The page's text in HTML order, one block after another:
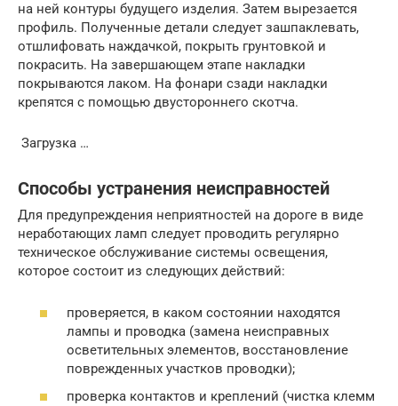
на ней контуры будущего изделия. Затем вырезается
профиль. Полученные детали следует зашпаклевать,
отшлифовать наждачкой, покрыть грунтовкой и
покрасить. На завершающем этапе накладки
покрываются лаком. На фонари сзади накладки
крепятся с помощью двустороннего скотча.
Загрузка …
Способы устранения неисправностей
Для предупреждения неприятностей на дороге в виде
неработающих ламп следует проводить регулярно
техническое обслуживание системы освещения,
которое состоит из следующих действий:
проверяется, в каком состоянии находятся
лампы и проводка (замена неисправных
осветительных элементов, восстановление
поврежденных участков проводки);
проверка контактов и креплений (чистка клемм